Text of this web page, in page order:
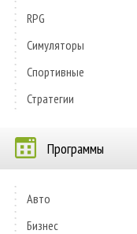
RPG
Симуляторы
Спортивные
Стратегии
Программы
Авто
Бизнес